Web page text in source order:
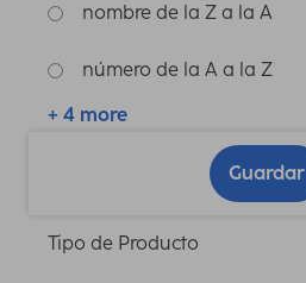
nombre de la Z a la A
número de la A a la Z
+ 4 more
Guardar
Tipo de Producto